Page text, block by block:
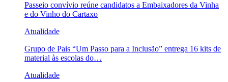
Passeio convívio reúne candidatos a Embaixadores da Vinha
e do Vinho do Cartaxo
Atualidade
Grupo de Pais “Um Passo para a Inclusão” entrega 16 kits de
material às escolas do…
Atualidade